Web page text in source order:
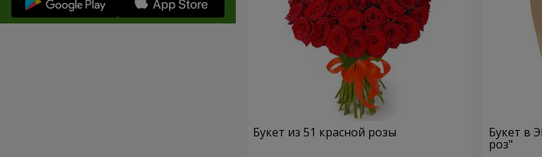
Букет из 51 красной розы Букет в
роз"